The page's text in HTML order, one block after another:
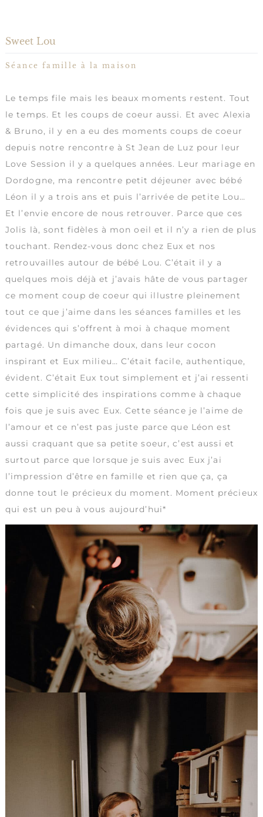
Sweet Lou
Séance famille à la maison
Le temps file mais les beaux moments restent. Tout
le temps. Et les coups de coeur aussi. Et avec Alexia
& Bruno, il y en a eu des moments coups de coeur
depuis notre rencontre à St Jean de Luz pour leur
Love Session il y a quelques années. Leur mariage en
Dordogne, ma rencontre petit déjeuner avec bébé
Léon il y a trois ans et puis l’arrivée de petite Lou…
Et l’envie encore de nous retrouver. Parce que ces
Jolis là, sont fidèles à mon oeil et il n’y a rien de plus
touchant. Rendez-vous donc chez Eux et nos
retrouvailles autour de bébé Lou. C’était il y a
quelques mois déjà et j’avais hâte de vous partager
ce moment coup de coeur qui illustre pleinement
tout ce que j’aime dans les séances familles et les
évidences qui s’offrent à moi à chaque moment
partagé. Un dimanche doux, dans leur cocon
inspirant et Eux milieu… C’était facile, authentique,
évident. C’était Eux tout simplement et j’ai ressenti
cette simplicité des inspirations comme à chaque
fois que je suis avec Eux. Cette séance je l’aime de
l’amour et ce n’est pas juste parce que Léon est
aussi craquant que sa petite soeur, c’est aussi et
surtout parce que lorsque je suis avec Eux j’ai
l’impression d’être en famille et rien que ça, ça
donne tout le précieux du moment. Moment précieux
qui est un peu à vous aujourd’hui*